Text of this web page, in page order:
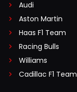
Audi
Aston Martin
Haas F1 Team
Racing Bulls
Williams
Cadillac F1 Team